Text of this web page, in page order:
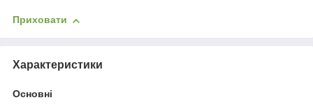
Приховати
Характеристики
Основні